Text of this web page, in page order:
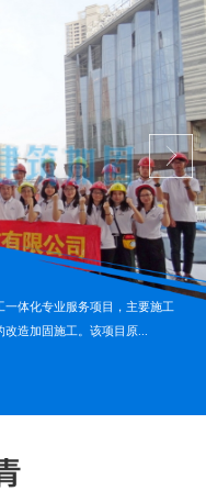
体化专业服务项目，主要施工
造加固施工。该项目原...